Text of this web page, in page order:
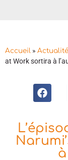
Accueil » Actualité
at Work sortira à